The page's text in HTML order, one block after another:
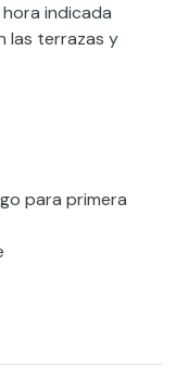
indicada
las terrazas y
para primera